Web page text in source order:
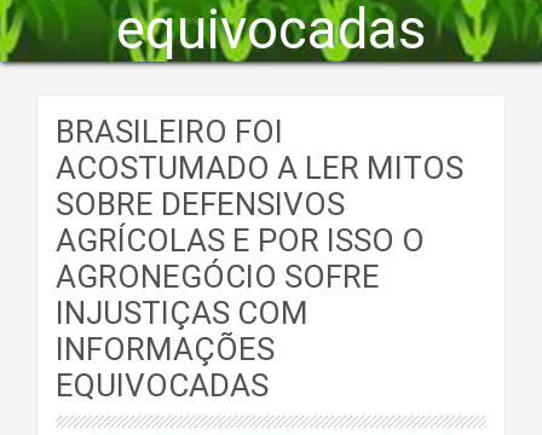
equivocadas
BRASILEIRO FOI
ACOSTUMADO A LER MITOS
SOBRE DEFENSIVOS
AGRÍCOLAS E POR ISSO O
AGRONEGÓCIO SOFRE
INJUSTIÇAS COM
INFORMAÇÕES
EQUIVOCADAS